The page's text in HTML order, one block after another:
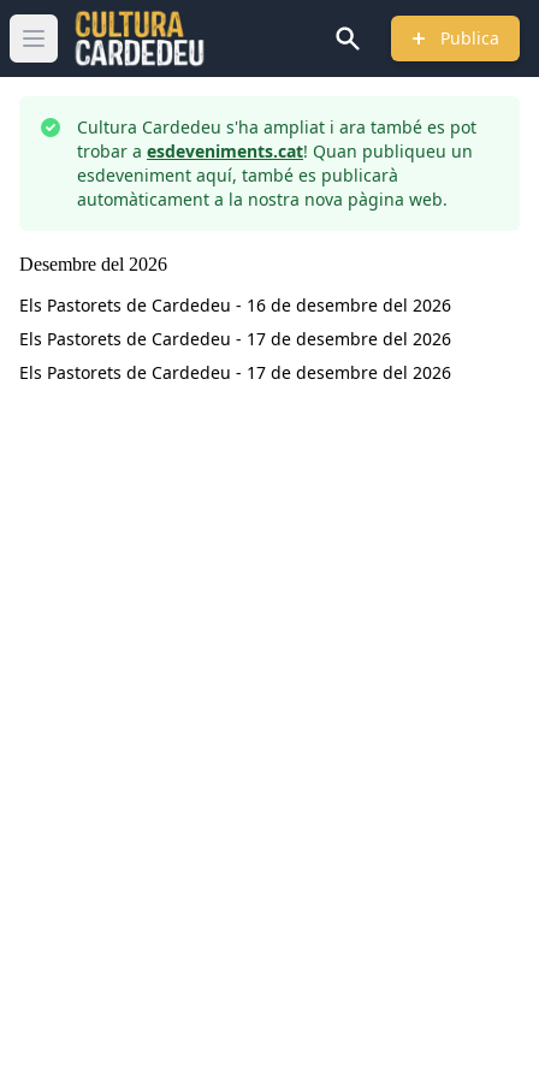
Obrir menú principal Publica
Cultura Cardedeu s'ha ampliat i ara també es pot
trobar a esdeveniments.cat! Quan publiqueu un
esdeveniment aquí, també es publicarà
automàticament a la nostra nova pàgina web.
Desembre del 2026
Els Pastorets de Cardedeu - 16 de desembre del 2026
Els Pastorets de Cardedeu - 17 de desembre del 2026
Els Pastorets de Cardedeu - 17 de desembre del 2026